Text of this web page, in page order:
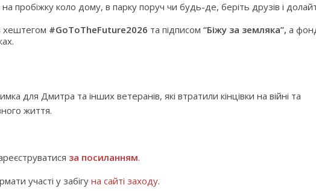
пробіжку коло дому, в парку поруч чи будь-де, беріть друзів і
хештегом #GoToTheFuture2026 та підписом “Біжу за земляка”, а
для Дмитра та інших ветеранів, які втратили кінцівки на війні та
життя.
за посиланням.
участі у забігу на сайті заходу.